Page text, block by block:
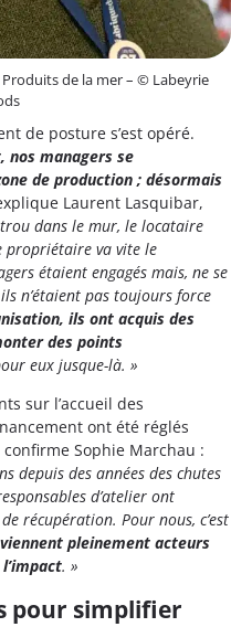
de la mer – © Labeyrie
de posture s’est opéré.
nos managers se
de production ; désormais
Laurent Lasquibar,
dans le mur, le locataire
propriétaire va vite le
étaient engagés mais, ne se
n’étaient pas toujours force
ils ont acquis des
des points
eux jusque-là. »
sur l’accueil des
ont été réglés
Sophie Marchau :
depuis des années des chutes
d’atelier ont
récupération. Pour nous, c’est
pleinement acteurs
. »
pour simplifier